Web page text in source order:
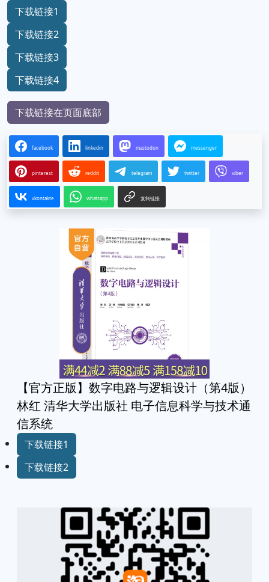
下载链接1
下载链接2
下载链接3
下载链接4
下载链接在页面底部
facebook linkedin mastodon messenger
pinterest reddit telegram twitter viber
vkontakte whatsapp 复制链接
【官方正版】数字电路与逻辑设计（第4版）
林红 清华大学出版社 电子信息科学与技术通
信系统
下载链接1
下载链接2